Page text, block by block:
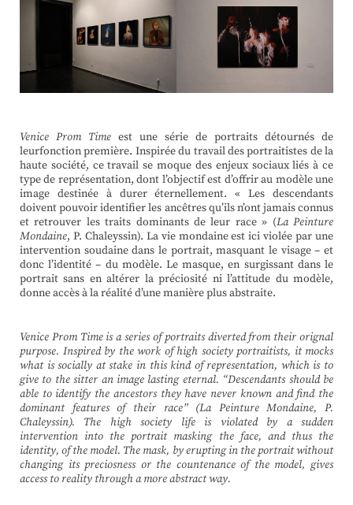
Venice Prom Time est une série de portraits détournés de
leurfonction première. Inspirée du travail des portraitistes de la
haute société, ce travail se moque des enjeux sociaux liés à ce
type de représentation, dont l’objectif est d’offrir au modèle une
image destinée à durer éternellement. « Les descendants
doivent pouvoir identifier les ancêtres qu’ils n’ont jamais connus
et retrouver les traits dominants de leur race » (La Peinture
Mondaine, P. Chaleyssin). La vie mondaine est ici violée par une
intervention soudaine dans le portrait, masquant le visage – et
donc l’identité – du modèle. Le masque, en surgissant dans le
portrait sans en altérer la préciosité ni l’attitude du modèle,
donne accès à la réalité d’une manière plus abstraite.
Venice Prom Time is a series of portraits diverted from their orignal
purpose. Inspired by the work of high society portraitists, it mocks
what is socially at stake in this kind of representation, which is to
give to the sitter an image lasting eternal. “Descendants should be
able to identify the ancestors they have never known and find the
dominant features of their race” (La Peinture Mondaine, P.
Chaleyssin). The high society life is violated by a sudden
intervention into the portrait masking the face, and thus the
identity, of the model. The mask, by erupting in the portrait without
changing its preciosness or the countenance of the model, gives
access to reality through a more abstract way.